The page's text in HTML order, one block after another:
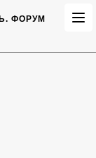
ФОРУМ